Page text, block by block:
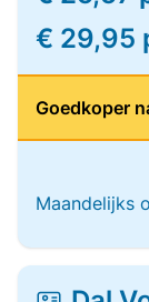
€ 29,95
Goedkoper
Maandelijks